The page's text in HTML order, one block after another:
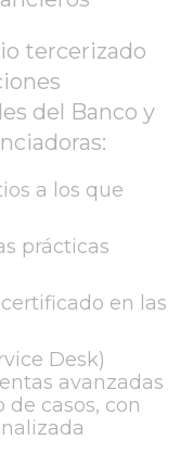
tercerizado
del Banco y
a los que
prácticas
en las
Desk)
avanzadas
casos, con